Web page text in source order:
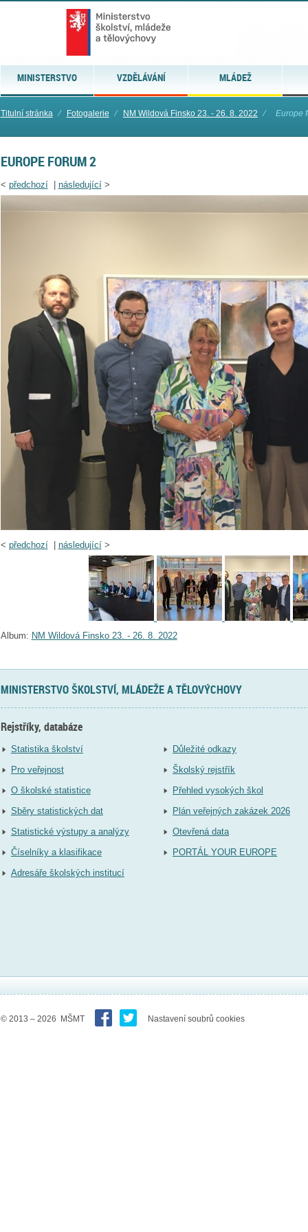
MINISTERSTVO VZDĚLÁVÁNÍ MLÁDEŽ
Titulní stránka ⁄ Fotogalerie ⁄ NM Wildová Finsko 23. - 26. 8. 2022 ⁄ Europe
EUROPE FORUM 2
< předchozí| následující>
< předchozí| následující>
Album: NM Wildová Finsko 23. - 26. 8. 2022
MINISTERSTVO ŠKOLSTVÍ, MLÁDEŽE A TĚLOVÝCHOVY
Rejstříky, databáze
Statistika školství
Pro veřejnost
O školské statistice
Sběry statistických dat
Statistické výstupy a analýzy
Číselníky a klasifikace
Adresáře školských institucí
Důležité odkazy
Školský rejstřík
Přehled vysokých škol
Plán veřejných zakázek 2026
Otevřená data
PORTÁL YOUR EUROPE
© 2013 – 2026 MŠMT Nastavení soubrů cookies